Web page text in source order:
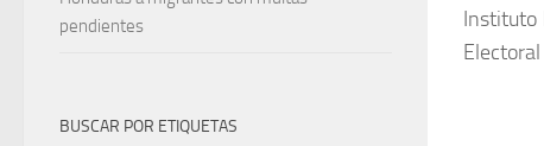
Instituto
pendientes
BUSCAR POR ETIQUETAS